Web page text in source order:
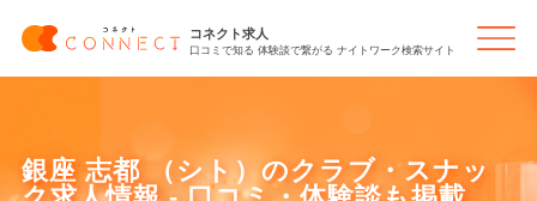
コネクト求人
口コミで知る 体験談で繋がる ナイトワーク検索サイト
銀座 志都 （シト）のクラブ・スナッ